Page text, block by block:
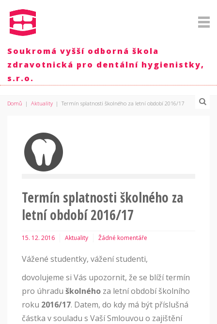
Soukromá vyšší odborná škola
zdravotnická pro dentální hygienistky,
s.r.o.
Domů | Aktuality | Termín splatnosti školného za letní období 2016/17
Termín splatnosti školného za
letní období 2016/17
15. 12. 2016 Aktuality Žádné komentáře
Vážené studentky, vážení studenti,
dovolujeme si Vás upozornit, že se blíží termín
pro úhradu školného za letní období školního
roku 2016/17. Datem, do kdy má být příslušná
částka v souladu s Vaší Smlouvou o zajištění